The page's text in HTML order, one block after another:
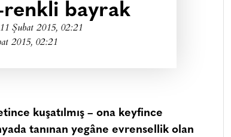
renkli bayrak
11 Şubat 2015, 02:21
2015, 02:21
kuşatılmış – ona keyfince
tanınan yegâne evrensellik olan